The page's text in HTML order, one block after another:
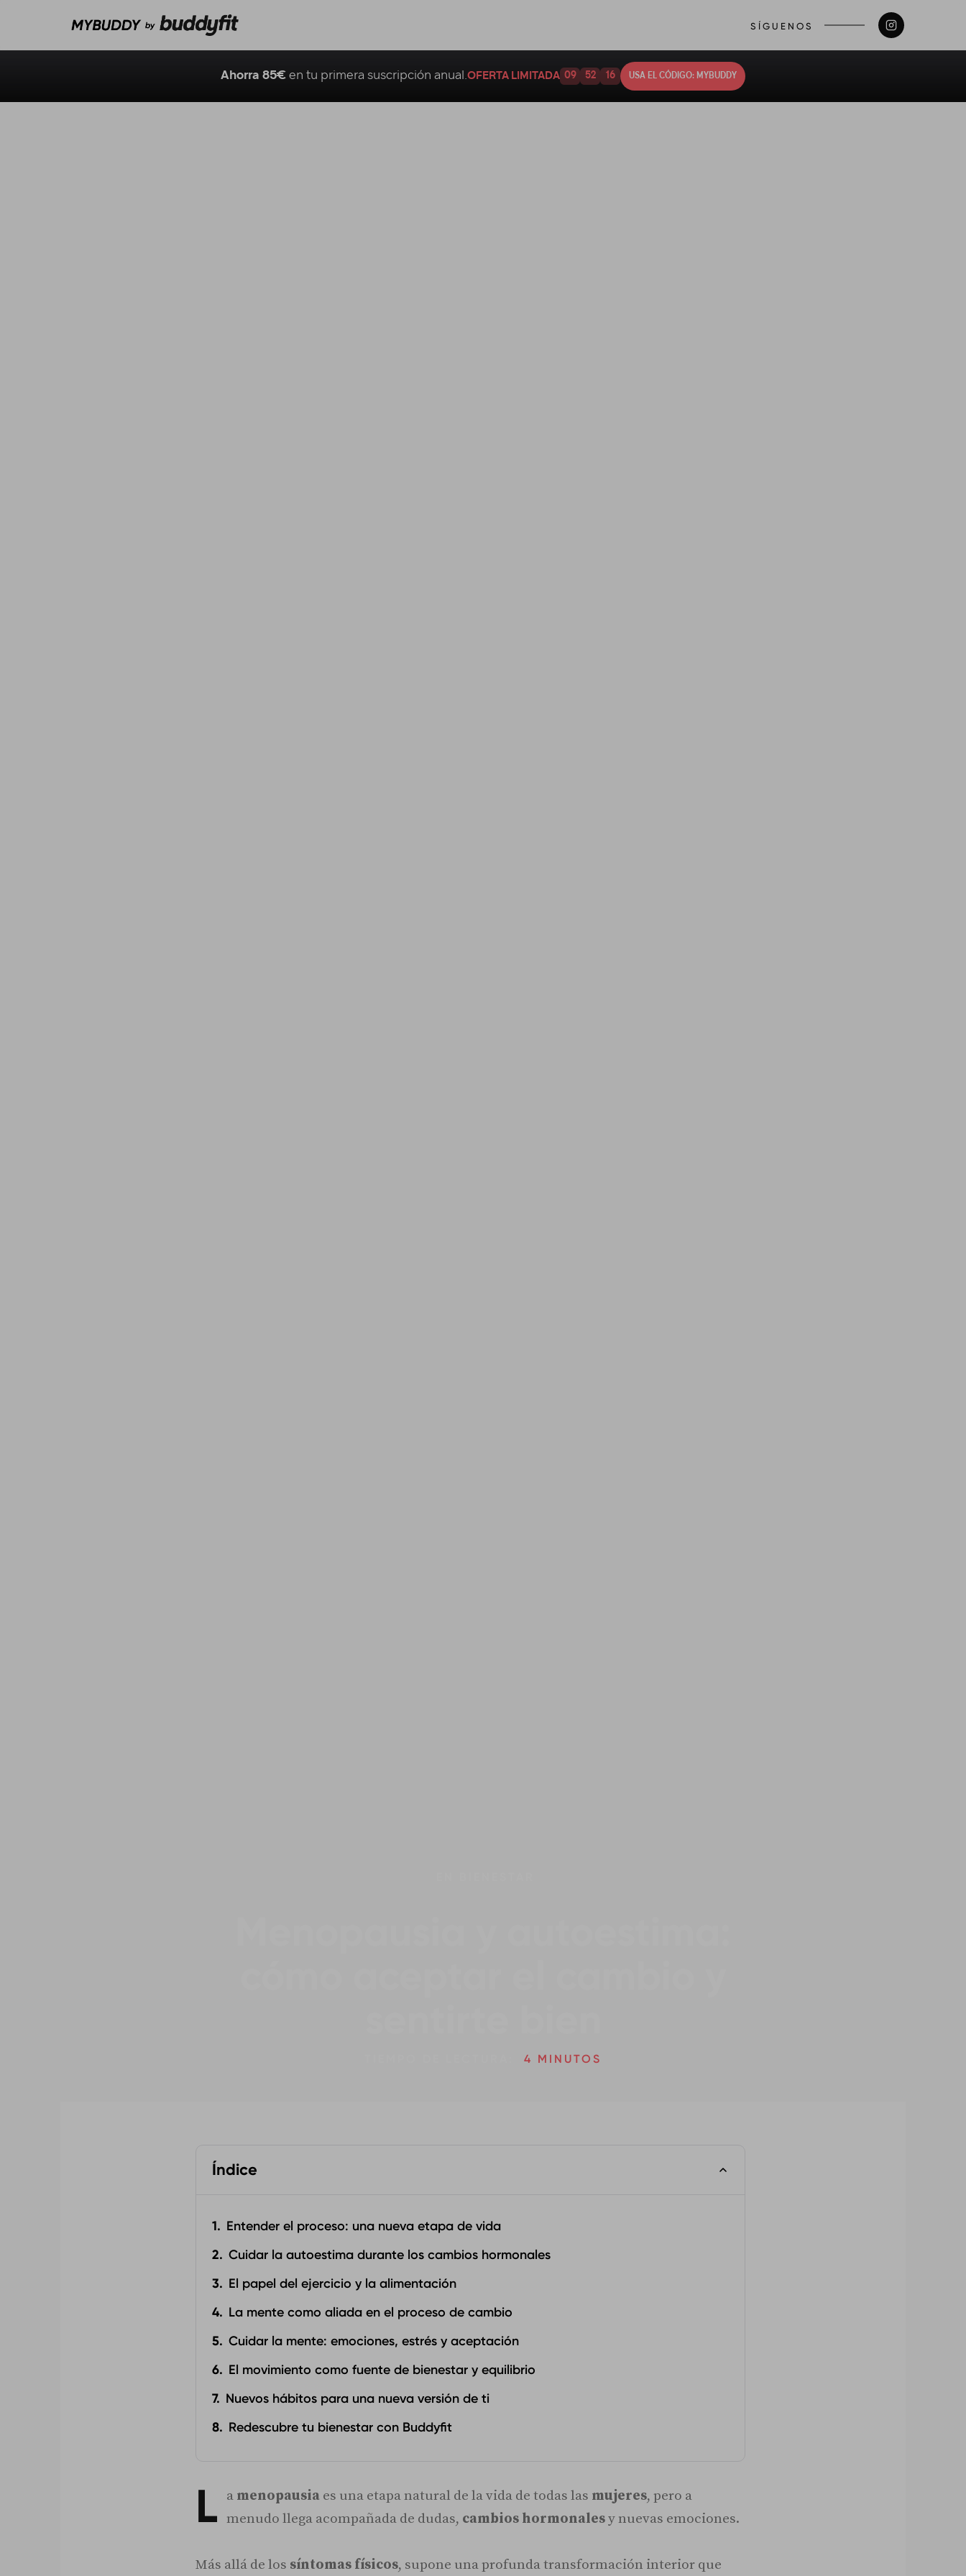
SÍGUENOS
4 MINUTOS
Índice
Entender el proceso: una nueva etapa de vida
Cuidar la autoestima durante los cambios hormonales
El papel del ejercicio y la alimentación
La mente como aliada en el proceso de cambio
Cuidar la mente: emociones, estrés y aceptación
El movimiento como fuente de bienestar y equilibrio
Nuevos hábitos para una nueva versión de ti
Redescubre tu bienestar con Buddyfit
L a menopausia es una etapa natural de la vida de todas las mujeres, pero a
menudo llega acompañada de dudas, cambios hormonalesy nuevas emociones.
Más allá de los síntomas físicos, supone una profunda transformación interior que
Ahorra 85€ en tu primera suscripción anual.OFERTA LIMITADA 09 52 15 USA EL CÓDIGO: MYBUDDY